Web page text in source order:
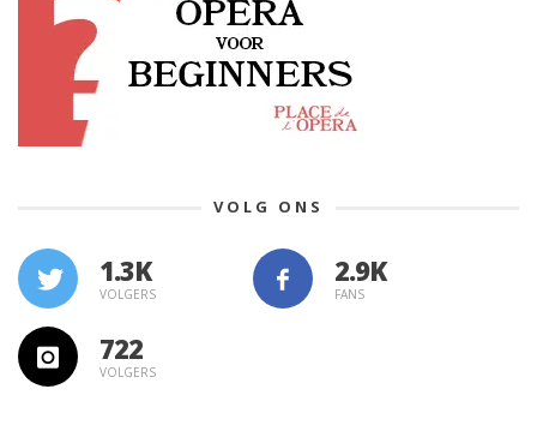
VOLG ONS
1.3K
VOLGERS FANS
722
VOLGERS